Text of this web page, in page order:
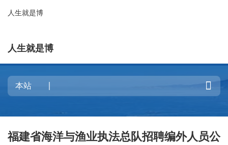
人生就是博
人生就是博

福建省海洋与渔业执法总队招聘编外人员公